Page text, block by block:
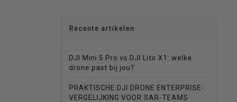
Recente artikelen
DJI Mini 5 Pro vs DJI Lito X1: welke
drone past bij jou?
PRAKTISCHE DJI DRONE ENTERPRISE-
VERGELIJKING VOOR SAR-TEAMS